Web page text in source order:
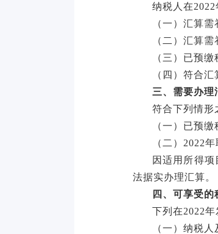
纳税人在
（一）汇算
（二）汇算
（三）已预
（四）符合
三、需要办理
符合下列情形
（一）已预
（二） 2022
因适用所得
法据实办理汇算。
四、可享受的
下列在2022
（一）纳税